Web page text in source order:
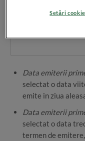
Data emiterii
selectat o data
emite in ziua
Data emiterii
selectat o data
termen de
Setări